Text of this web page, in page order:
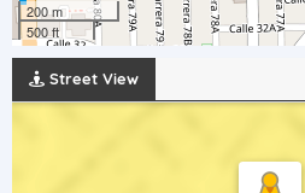
200 m
500 ft
Street View